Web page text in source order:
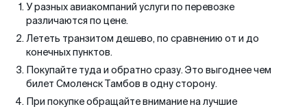
У разных авиакомпаний услуги по перевозке
различаются по цене.
Лететь транзитом дешево, по сравнению от и до
конечных пунктов.
Покупайте туда и обратно сразу. Это выгоднее чем
билет Смоленск Тамбов в одну сторону.
При покупке обращайте внимание на лучшие